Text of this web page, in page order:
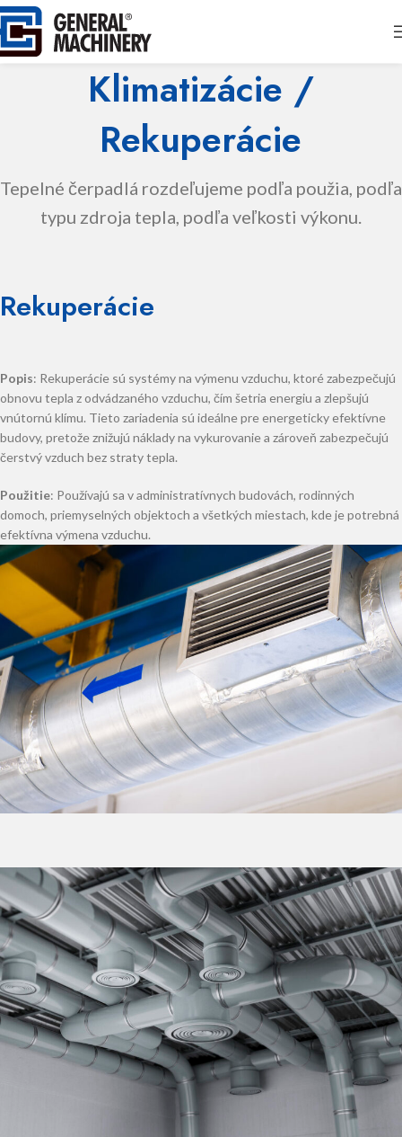
Klimatizácie /
Rekuperácie
Tepelné čerpadlá rozdeľujeme podľa použia, podľa
typu zdroja tepla, podľa veľkosti výkonu.
Rekuperácie
Popis: Rekuperácie sú systémy na výmenu vzduchu, ktoré zabezpečujú
obnovu tepla z odvádzaného vzduchu, čím šetria energiu a zlepšujú
vnútornú klímu. Tieto zariadenia sú ideálne pre energeticky efektívne
budovy, pretože znižujú náklady na vykurovanie a zároveň zabezpečujú
čerstvý vzduch bez straty tepla.
Použitie: Používajú sa v administratívnych budovách, rodinných
domoch, priemyselných objektoch a všetkých miestach, kde je potrebná
efektívna výmena vzduchu.